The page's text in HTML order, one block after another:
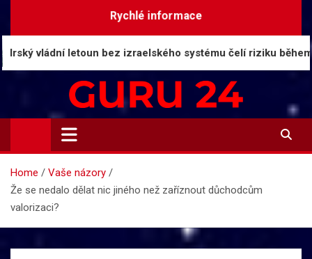
content
Rychlé informace
letoun bez izraelského systému čelí riziku během mlhy
Guru24.cz
Press relations a informace
Home
Vaše názory
Že se nedalo dělat nic jiného než zaříznout důchodcům
valorizaci?